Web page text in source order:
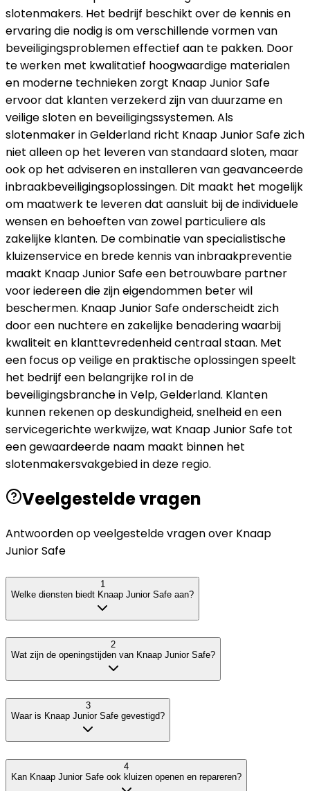
slotenmakers. Het bedrijf beschikt over de kennis en
ervaring die nodig is om verschillende vormen van
beveiligingsproblemen effectief aan te pakken. Door
te werken met kwalitatief hoogwaardige materialen
en moderne technieken zorgt Knaap Junior Safe
ervoor dat klanten verzekerd zijn van duurzame en
veilige sloten en beveiligingssystemen. Als
slotenmaker in Gelderland richt Knaap Junior Safe zich
niet alleen op het leveren van standaard sloten, maar
ook op het adviseren en installeren van geavanceerde
inbraakbeveiligingsoplossingen. Dit maakt het mogelijk
om maatwerk te leveren dat aansluit bij de individuele
wensen en behoeften van zowel particuliere als
zakelijke klanten. De combinatie van specialistische
kluizenservice en brede kennis van inbraakpreventie
maakt Knaap Junior Safe een betrouwbare partner
voor iedereen die zijn eigendommen beter wil
beschermen. Knaap Junior Safe onderscheidt zich
door een nuchtere en zakelijke benadering waarbij
kwaliteit en klanttevredenheid centraal staan. Met
een focus op veilige en praktische oplossingen speelt
het bedrijf een belangrijke rol in de
beveiligingsbranche in Velp, Gelderland. Klanten
kunnen rekenen op deskundigheid, snelheid en een
servicegerichte werkwijze, wat Knaap Junior Safe tot
een gewaardeerde naam maakt binnen het
slotenmakersvakgebied in deze regio.
Veelgestelde vragen
Antwoorden op veelgestelde vragen over Knaap
Junior Safe
1
Welke diensten biedt Knaap Junior Safe aan?
2
Wat zijn de openingstijden van Knaap Junior Safe?
3
Waar is Knaap Junior Safe gevestigd?
4
Kan Knaap Junior Safe ook kluizen openen en repareren?